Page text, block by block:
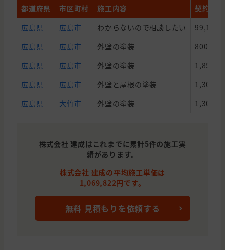
都道府県 市区町村 施工内容
契約金額
広島県
広島市 わからないので相談したい
99,110
広島県
広島市 外壁の塗装
800,000
広島県
広島市 外壁の塗装
広島県
広島市 外壁と屋根の塗装
広島県
大竹市 外壁の塗装
株式会社 建成はこれまでに累計5件の施工実
績があります。
株式会社 建成の平均施工単価は
1,069,822円です。
無料 見積もりを依頼する